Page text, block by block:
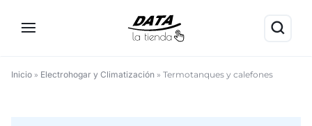
Inicio » Electrohogar y Climatización » Termotanques y calefones